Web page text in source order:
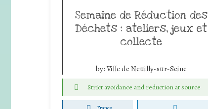
Semaine de Réduction des
Déchets : ateliers, jeux et
collecte
by: Ville de Neuilly-sur-Seine
Strict avoidance and reduction at source